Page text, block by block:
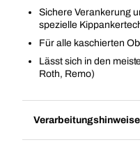
Sichere Verankerung
spezielle
Für alle kaschierten
Lässt sich in den
Roth, Remo)
Verarbeitungshinweise